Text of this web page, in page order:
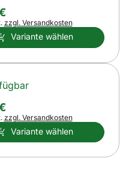
zzgl. Versandkosten
Variante wählen
zzgl. Versandkosten
Variante wählen